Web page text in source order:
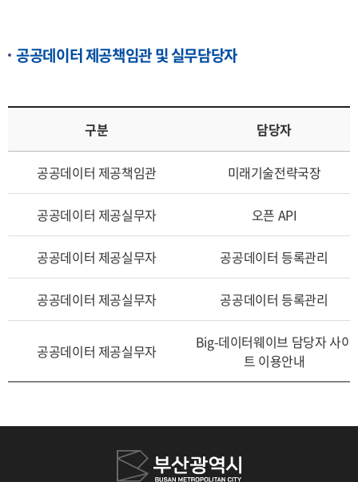
공공데이터 제공책임관 및 실무담당자
구분 담당자
공공데이터 제공책임관 미래기술전략국장
공공데이터 제공실무자 오픈 API
공공데이터 제공실무자 공공데이터 등록관리
공공데이터 제공실무자 공공데이터 등록관리
공공데이터 제공실무자
Big-데이터웨이브 담당자 사이
트 이용안내